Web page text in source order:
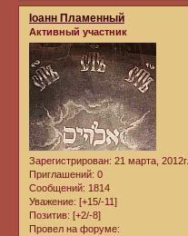
Iоанн Пламенный
Активный участник
Зарегистрирован: 21 марта, 2012г.
Приглашений: 0
Сообщений: 1814
Уважение: [+15/-11]
Позитив: [+2/-8]
Провел на форуме: